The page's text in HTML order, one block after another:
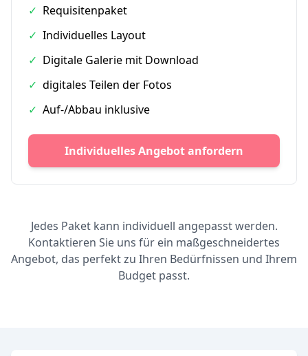
✓ Requisitenpaket
✓ Individuelles Layout
✓ Digitale Galerie mit Download
✓ digitales Teilen der Fotos
✓ Auf-/Abbau inklusive
Individuelles Angebot anfordern
Jedes Paket kann individuell angepasst werden.
Kontaktieren Sie uns für ein maßgeschneidertes
Angebot, das perfekt zu Ihren Bedürfnissen und Ihrem
Budget passt.